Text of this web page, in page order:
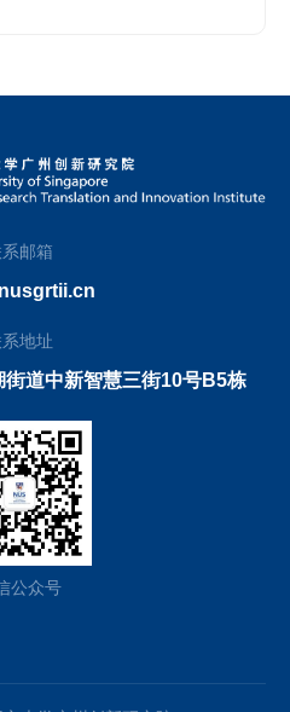
邮箱
地址
道中新智慧三街10号B5栋
公众号